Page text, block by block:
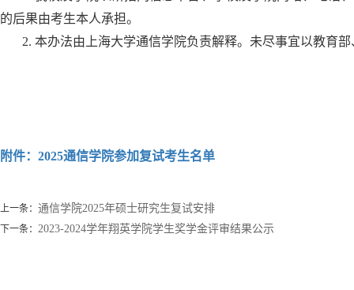
的后果由考生本人承担。
2. 本办法由上海大学通信学院负责解释。未尽事宜以教育
附件：2025通信学院参加复试考生名单
上一条： 通信学院2025年硕士研究生复试安排
下一条： 2023-2024学年翔英学院学生奖学金评审结果公示